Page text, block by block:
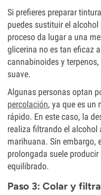
Si prefieres preparar
puedes sustituir el
proceso da lugar a una
glicerina no es tan eficaz
cannabinoides y
suave.
Algunas personas optan
percolación, ya que es un
rápido. En este caso, la
realiza filtrando el alcohol
marihuana. Sin embargo,
prolongada suele
equilibrado.
Paso 3: Colar y